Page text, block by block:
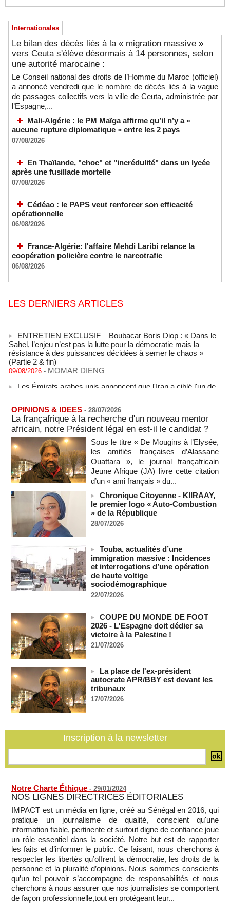
Internationales
Le bilan des décès liés à la « migration massive »
vers Ceuta s'élève désormais à 14 personnes, selon
une autorité marocaine :
Le Conseil national des droits de l’Homme du Maroc (officiel)
a annoncé vendredi que le nombre de décès liés à la vague
de passages collectifs vers la ville de Ceuta, administrée par
l’Espagne,...
Mali-Algérie : le PM Maïga affirme qu’il n’y a «
aucune rupture diplomatique » entre les 2 pays
07/08/2026
En Thaïlande, "choc" et "incrédulité" dans un lycée
après une fusillade mortelle
07/08/2026
Cédéao : le PAPS veut renforcer son efficacité
opérationnelle
06/08/2026
France-Algérie: l'affaire Mehdi Laribi relance la
coopération policière contre le narcotrafic
06/08/2026
LES DERNIERS ARTICLES
Sahel, l’enjeu n’est pas la lutte pour la démocratie mais la
résistance à des puissances décidées à semer le chaos »
(Partie 2 & fin)
09/08/2026 -MOMAR DIENG
leurs navires avec un missile dans le détroit d'Ormuz
Le bilan des décès liés à la « migration massive » vers
Ceuta s'élève désormais à 14 personnes, selon une autorité
marocaine :
08/08/2026 -
Sénégal - Une revue de presse du 8 août 2026 (Par IA)
08/08/2026 -MOMO ALADJI
SENEGAL - Les Unes de la presse quotidienne du 8/9 août
08/08/2026 -MOMO ALADJI
A Ceuta, les enfants migrants risquent d'être victimes de
maltraitance et d'exploitation, avertissent des ONG
07/08/2026 -
Les Bourses mondiales touchent des sommets après
l'emploi américain
07/08/2026
"Construction de la Grande Côte D'ivoire" : Le Président
Alassane Ouattara appelle à la contribution de toutes les forces
Polémique à l’Assemblée nationale : Yaël Braun-Pivet se dit
"dépassée" par les critiques concernant le nouveau pavillon
07/08/2026 -
Depuis le « cessez-le-feu » à Gaza, les forces israéliennes
07/08/2026 -
Guinée-Bissau - Première visite de la médiation sénégalaise
après le sommet de la Cedeao
07/08/2026 -
mois après son départ du pouvoir
rupture diplomatique » entre les 2 pays
OPINIONS & IDEES - 28/07/2026
La françafrique à la recherche d'un nouveau mentor
africain, notre Président légal en est-il le candidat ?
Sous le titre « De Mougins à l’Elysée,
les amitiés françaises d’Alassane
Ouattara », le journal françafricain
Jeune Afrique (JA) livre cette citation
d’un « ami français » du...
Chronique Citoyenne - KIIRAAY,
le premier logo « Auto-Combustion
» de la République
28/07/2026
Touba, actualités d’une
immigration massive : Incidences
et interrogations d’une opération
de haute voltige
sociodémographique
22/07/2026
COUPE DU MONDE DE FOOT
2026 - L'Espagne doit dédier sa
victoire à la Palestine !
21/07/2026
La place de l'ex-président
autocrate APR/BBY est devant les
tribunaux
17/07/2026
Inscription à la newsletter
Notre Charte Éthique - 29/01/2024
NOS LIGNES DIRECTRICES ÉDITORIALES
IMPACT est un média en ligne, créé au Sénégal en 2016, qui
pratique un journalisme de qualité, conscient qu'une
information fiable, pertinente et surtout digne de confiance joue
un rôle essentiel dans la société. Notre but est de rapporter
les faits et d’informer le public. Ce faisant, nous cherchons à
respecter les libertés qu’offrent la démocratie, les droits de la
personne et la pluralité d’opinions. Nous sommes conscients
qu’un tel pouvoir s’accompagne de responsabilités et nous
cherchons à nous assurer que nos journalistes se comportent
de façon professionnelle,tout en protégeant leur...